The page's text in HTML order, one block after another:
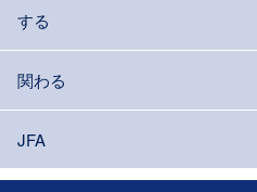
する
関わる
JFA